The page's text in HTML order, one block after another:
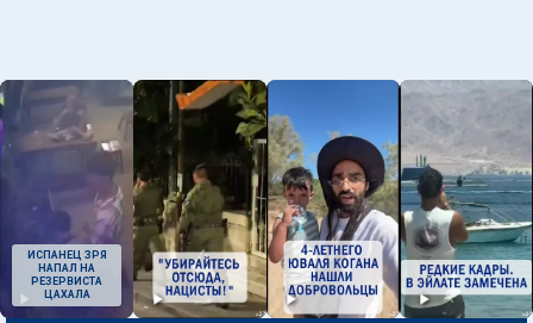
ИСПАНЕЦ ЗРЯ
НАПАЛ НА
РЕЗЕРВИСТА
ЦАХАЛА